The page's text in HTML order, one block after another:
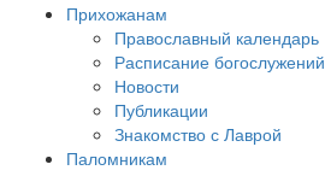
Прихожанам
Православный календарь
Расписание богослужений
Новости
Публикации
Знакомство с Лаврой
Паломникам